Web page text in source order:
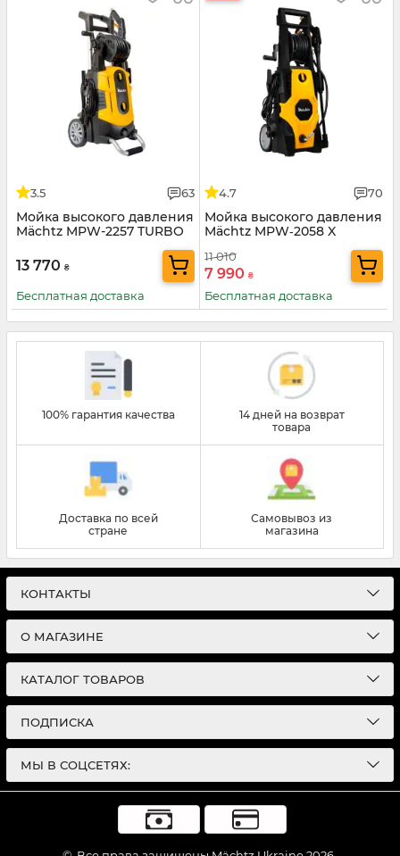
3.5 63
Мойка высокого давления
Mächtz MPW-2257 TURBO
13 770 ₴
Бесплатная доставка
4.7 70
Мойка высокого давления
Mächtz MPW‑2058 X
11 010
7 990 ₴
Бесплатная доставка
100% гарантия качества
14 дней на возврат
товара
Доставка по всей
стране
Самовывоз из
магазина
КОНТАКТЫ
О МАГАЗИНЕ
КАТАЛОГ ТОВАРОВ
ПОДПИСКА
МЫ В СОЦСЕТЯХ: